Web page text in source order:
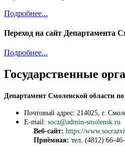
Подробнее...
Переход на сайт Департамента
Подробнее...
Государственные
Департамент Смоленской области
Почтовый адрес: 214025, г.
E-mail: socz@admin-smolensk.ru
Веб-сайт: https://
Приёмная: тел. (4812) 66-